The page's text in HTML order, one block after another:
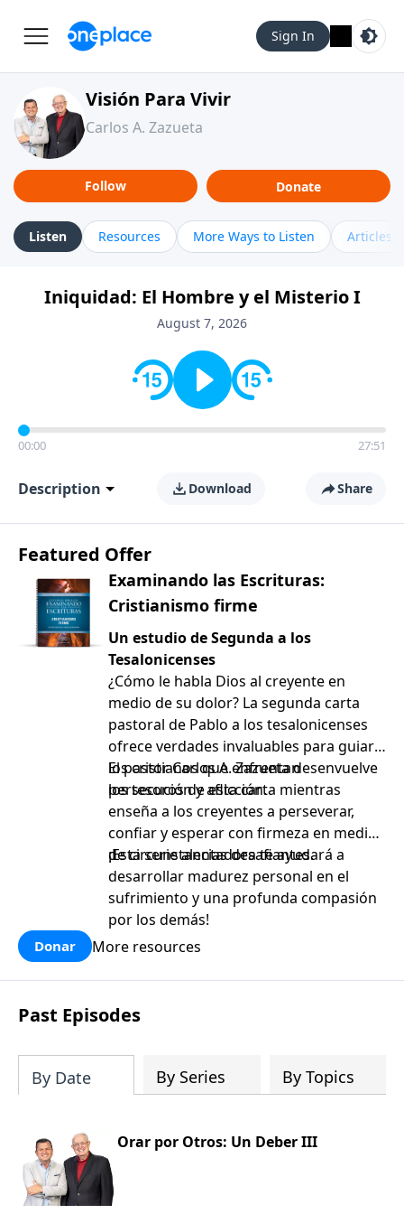
Sign In
Visión Para Vivir
Carlos A. Zazueta
Follow Donate
Listen Resources More Ways to Listen Articles
Iniquidad: El Hombre y el Misterio I
August 7, 2026
00:00 27:51
Description Download Share
Featured Offer
Examinando las Escrituras:
Cristianismo firme
Un estudio de Segunda a los
Tesalonicenses
¿Cómo le habla Dios al creyente en
medio de su dolor? La segunda carta
pastoral de Pablo a los tesalonicenses
ofrece verdades invaluables para guiar a
los cristianos que enfrentan
persecución y aflicción.
El pastor Carlos A. Zazueta desenvuelve
los tesoros de esta carta mientras
enseña a los creyentes a perseverar,
confiar y esperar con firmeza en medio
de circunstancias desafiantes.
¡Esta serie alentadora te ayudará a
desarrollar madurez personal en el
sufrimiento y una profunda compasión
por los demás!
Donar More resources
Past Episodes
By Date By Series By Topics
Orar por Otros: Un Deber III